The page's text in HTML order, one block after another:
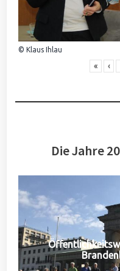
© Klaus Ihlau
« ‹
Die Jahre